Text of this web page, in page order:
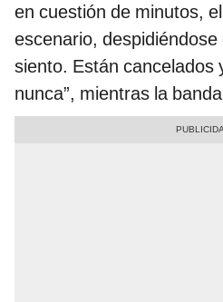
en cuestión de minutos,
escenario, despidiéndose
siento. Están cancelados
nunca”, mientras la